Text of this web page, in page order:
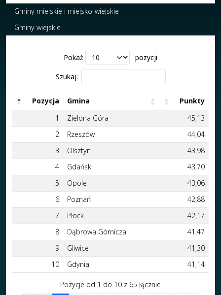
Gminy miejskie i miejsko-wiejskie
Gminy wiejskie
Pokaż pozycji
Szukaj:
Pozycja Gmina
Punkty
Pozycja
Gmina Punkty
1 Zielona Góra
45,13
2
Rzeszów
44,04
3
Olsztyn
43,98
4
Gdańsk
43,70
5
Opole
43,06
6
Poznań
42,88
7
Płock
42,17
8
Dąbrowa Górnicza
41,47
9
Gliwice
41,30
10
Gdynia 41,14
Pozycje od 1 do 10 z 65 łącznie